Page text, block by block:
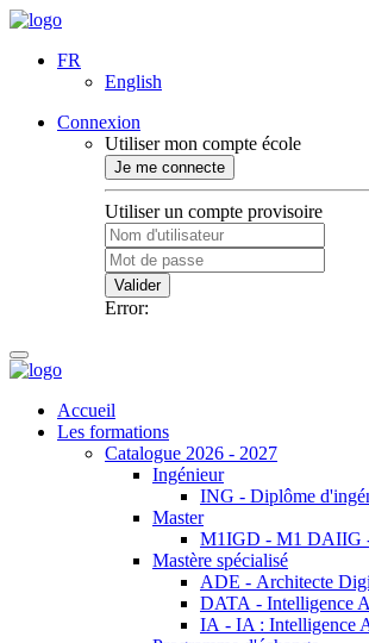
FR
English
Connexion
Utiliser mon compte école
Je me connecte
Utiliser un compte provisoire
Valider
Error:
Accueil
Les formations
Catalogue 2026 - 2027
Ingénieur
ING - Diplôme
Master
M1IGD - M1 DAIIG -
Mastère spécialisé
ADE - Architecte
DATA - Intelligence
IA - IA : Intelligence